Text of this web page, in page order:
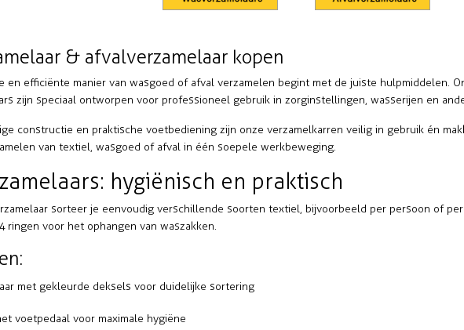
& afvalverzamelaar kopen
en efficiënte manier van wasgoed of afval verzamelen begint met de juiste hulpmiddelen.
zijn speciaal ontworpen voor professioneel gebruik in zorginstellingen, wasserijen en
constructie en praktische voetbediening zijn onze verzamelkarren veilig in gebruik én
van textiel, wasgoed of afval in één soepele werkbeweging.
hygiënisch en praktisch
sorteer je eenvoudig verschillende soorten textiel, bijvoorbeeld per persoon of
ringen voor het ophangen van waszakken.
met gekleurde deksels voor duidelijke sortering
voetpedaal voor maximale hygiëne